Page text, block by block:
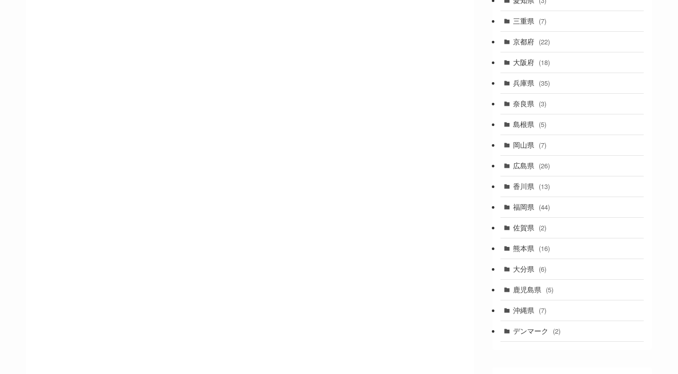
(1)
(11)
(4)
(4)
(17)
(4)
(7)
(3)
(1)
三重県 (7)
京都府 (22)
大阪府 (18)
兵庫県 (35)
奈良県 (3)
島根県 (5)
岡山県 (7)
広島県 (26)
香川県 (13)
福岡県 (44)
佐賀県 (2)
熊本県 (16)
大分県 (6)
鹿児島県 (5)
沖縄県 (7)
デンマーク (2)